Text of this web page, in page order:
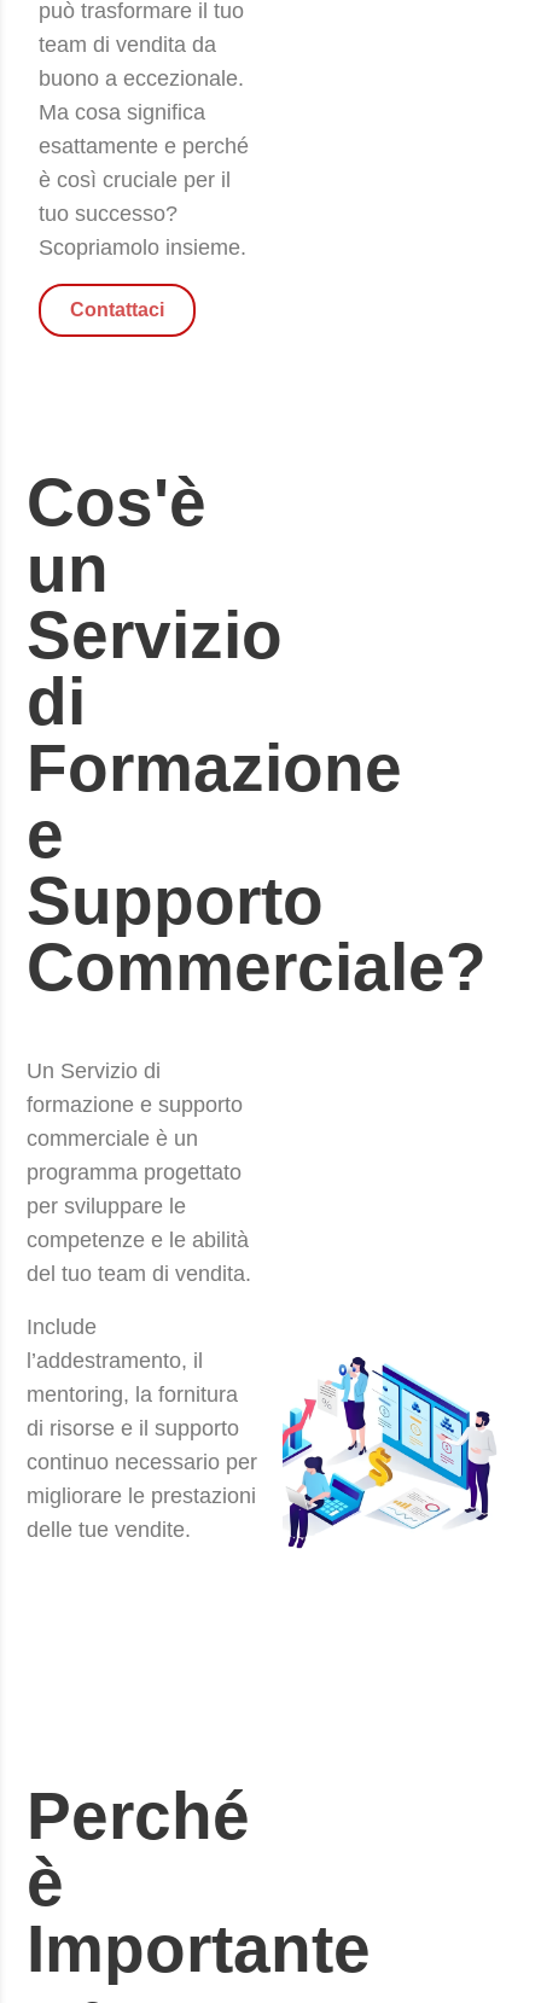
può trasformare il tuo
team di vendita da
buono a eccezionale.
Ma cosa significa
esattamente e perché
è così cruciale per il
tuo successo?
Scopriamolo insieme.
Contattaci
Cos'è
un
Servizio
di
Formazione
e
Supporto
Commerciale?
Un Servizio di
formazione e supporto
commerciale è un
programma progettato
per sviluppare le
competenze e le abilità
del tuo team di vendita.
Include
l’addestramento, il
mentoring, la fornitura
di risorse e il supporto
continuo necessario per
migliorare le prestazioni
delle tue vendite.
Perché
è
Importante